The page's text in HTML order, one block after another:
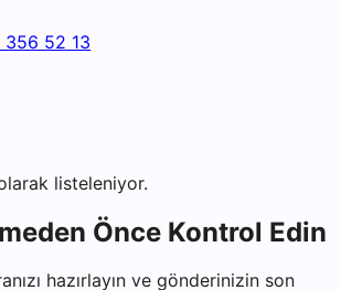
52 13
listeleniyor.
Önce Kontrol Edin
hazırlayın ve gönderinizin son